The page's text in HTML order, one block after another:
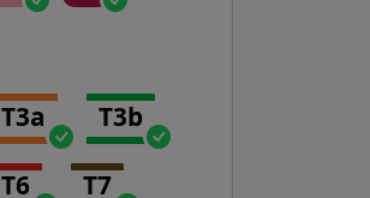
T3a T3b
T6 T7